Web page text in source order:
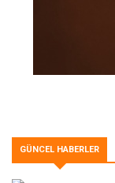
GÜNCEL HABERLER
Syma’dan